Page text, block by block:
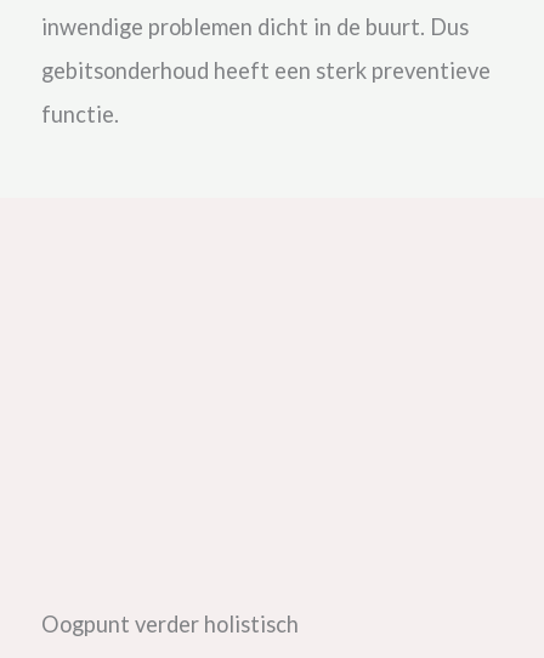
inwendige problemen dicht in de buurt. Dus
gebitsonderhoud heeft een sterk preventieve
functie.
Oogpunt verder holistisch